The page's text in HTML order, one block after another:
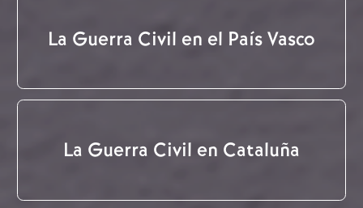
La Guerra Civil en el País Vasco
La Guerra Civil en Cataluña